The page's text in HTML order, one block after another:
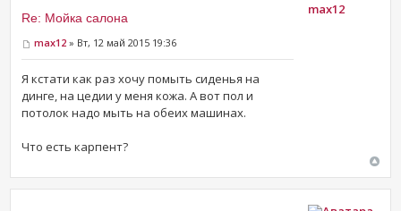
Re: Мойка салона
max12 » Вт, 12 май 2015 19:36
Я кстати как раз хочу помыть сиденья на
динге, на цедии у меня кожа. А вот пол и
потолок надо мыть на обеих машинах.
Что есть карпент?
max12